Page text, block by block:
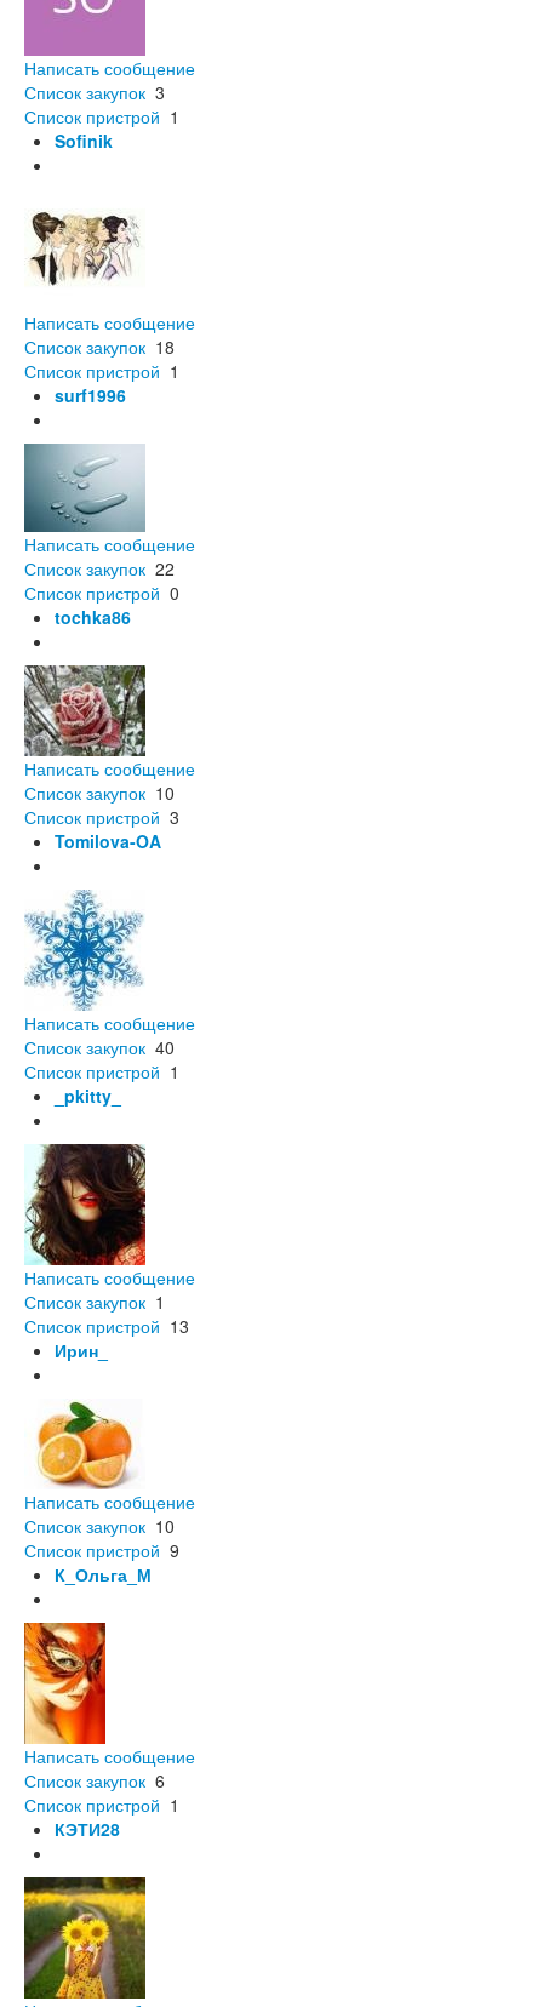
Написать сообщение
Список закупок 3
Список пристрой 1
Sofinik
Написать сообщение
Список закупок 18
Список пристрой 1
surf1996
Написать сообщение
Список закупок 22
Список пристрой 0
tochka86
Написать сообщение
Список закупок 10
Список пристрой 3
Tomilova-OA
Написать сообщение
Список закупок 40
Список пристрой 1
_pkitty_
Написать сообщение
Список закупок 1
Список пристрой 13
Ирин_
Написать сообщение
Список закупок 10
Список пристрой 9
К_Ольга_М
Написать сообщение
Список закупок 6
Список пристрой 1
КЭТИ28